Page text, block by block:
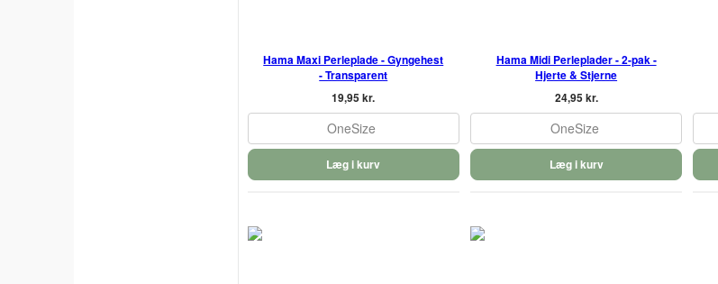
Hama Maxi Perleplade - Gyngehest
- Transparent
19,95 kr.
OneSize
Læg i kurv
Hama Midi Perleplader - 2-pak -
Hjerte & Stjerne
24,95 kr.
OneSize
Læg i kurv